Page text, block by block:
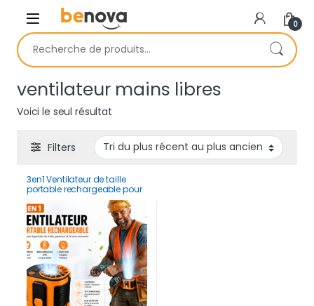
Skip to navigation
Skip to content
0
Recherche pour :
ventilateur mains libres
Voici le seul résultat
Filters
3en1 Ventilateur de taille
portable rechargeable pour
travailleurs et sportifs